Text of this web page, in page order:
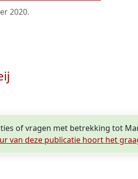
2020.
of vragen met betrekking tot
van deze publicatie hoort het